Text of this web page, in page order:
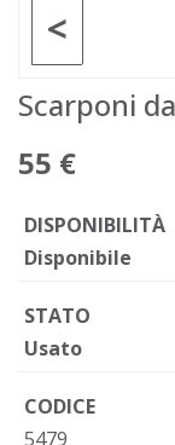
<
Scarponi
55 €
DISPONIBILITÀ
Disponibile
STATO
Usato
CODICE
5479